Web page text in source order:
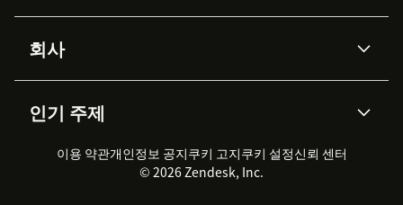
Advanced Data Privacy &
Protection
지식창고
워크포스 관리
실시간 채팅
클라이언트 포털
API & 개발자
AI 리서치
이벤트 & 웨비나
고객 사례
회사
채용 정보
지속 가능성 보고서
Zendesk Foundation
법적 정보
인기 주제
2026 CX 트렌드
제품 업데이트
고객 서비스 소프트웨어
헬프 데스크 통합 티켓 관리 소
이용 약관개인정보 공지쿠키 고지쿠키 설정신뢰 센터
© 2026 Zendesk, Inc.